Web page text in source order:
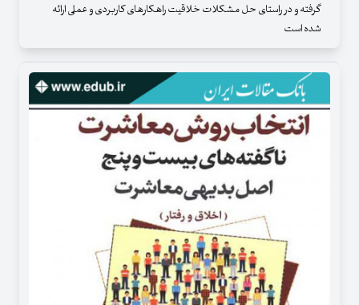
گرفته و در راستای حل مشکلات خلاقیت راهکارهای کاربردی و عملی ارائه
شده است